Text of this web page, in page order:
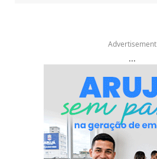
Advertisement
...